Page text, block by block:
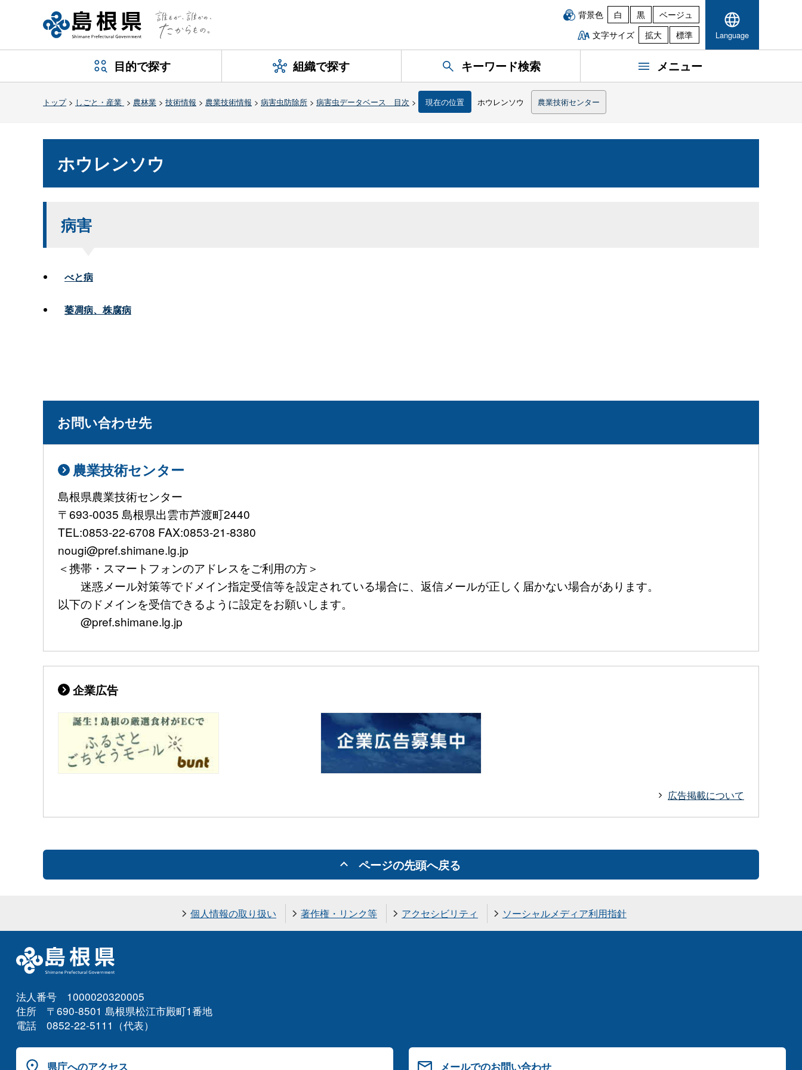
背景色 白 黒
ベージュ
文字サイズ
拡大 標準 Language
目的で探す 組織で探す キーワード検索 メニュー
トップ> しごと・産業 > 農林業 > 技術情報 > 農業技術情報 > 病害虫防除所 > 病害虫データベース 目次 > 現在の位置 ホウレンソウ 農業技術センター
ホウレンソウ
病害
べと病
萎凋病、株腐病
お問い合わせ先
農業技術センター
島根県農業技術センター
〒693-0035 島根県出雲市芦渡町2440
TEL:0853-22-6708 FAX:0853-21-8380
nougi@pref.shimane.lg.jp
＜携帯・スマートフォンのアドレスをご利用の方＞
迷惑メール対策等でドメイン指定受信等を設定されている場合に、返信メールが正しく届かない場合があります。
以下のドメインを受信できるように設定をお願いします。
@pref.shimane.lg.jp
企業広告
広告掲載について
ページの先頭へ戻る
個人情報の取り扱い 著作権・リンク等 アクセシビリティ ソーシャルメディア利用指針
法人番号 1000020320005
住所 〒690-8501 島根県松江市殿町1番地
電話 0852-22-5111（代表）
県庁へのアクセス メールでのお問い合わせ